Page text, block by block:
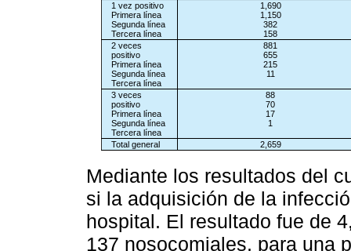
1 vez positivo
Primera línea
Segunda línea
Tercera línea
1,690
1,150
382
158
2 veces
positivo
Primera línea
Segunda línea
Tercera línea
881
655
215
11
3 veces
positivo
Primera línea
Segunda línea
Tercera línea
88
70
17
1
Total general 2,659
Mediante los resultados del
si la adquisición de la
hospital. El resultado fue de
137 nosocomiales, para una